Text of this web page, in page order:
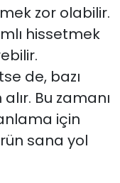
zor olabilir.
hissetmek
de, bazı
Bu zamanı
için
sana yol